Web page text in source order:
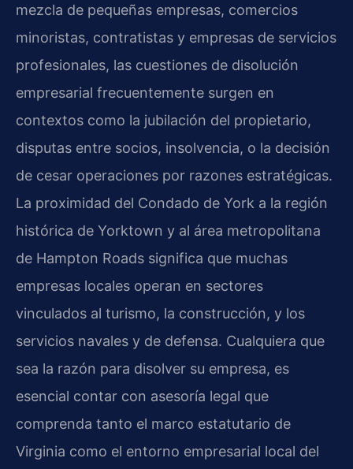
mezcla de pequeñas empresas, comercios
minoristas, contratistas y empresas de servicios
profesionales, las cuestiones de disolución
empresarial frecuentemente surgen en
contextos como la jubilación del propietario,
disputas entre socios, insolvencia, o la decisión
de cesar operaciones por razones estratégicas.
La proximidad del Condado de York a la región
histórica de Yorktown y al área metropolitana
de Hampton Roads significa que muchas
empresas locales operan en sectores
vinculados al turismo, la construcción, y los
servicios navales y de defensa. Cualquiera que
sea la razón para disolver su empresa, es
esencial contar con asesoría legal que
comprenda tanto el marco estatutario de
Virginia como el entorno empresarial local del